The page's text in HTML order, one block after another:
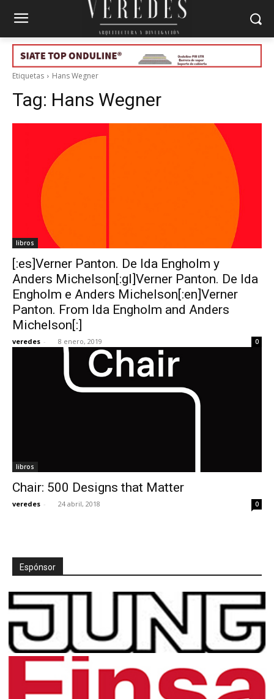
Etiquetas Hans Wegner
Tag: Hans Wegner
libros
[:es]Verner Panton. De Ida Engholm y
Anders Michelson[:gl]Verner Panton. De Ida
Engholm e Anders Michelson[:en]Verner
Panton. From Ida Engholm and Anders
Michelson[:]
veredes - 8 enero, 2019 0
libros
Chair: 500 Designs that Matter
veredes - 24 abril, 2018 0
Espónsor